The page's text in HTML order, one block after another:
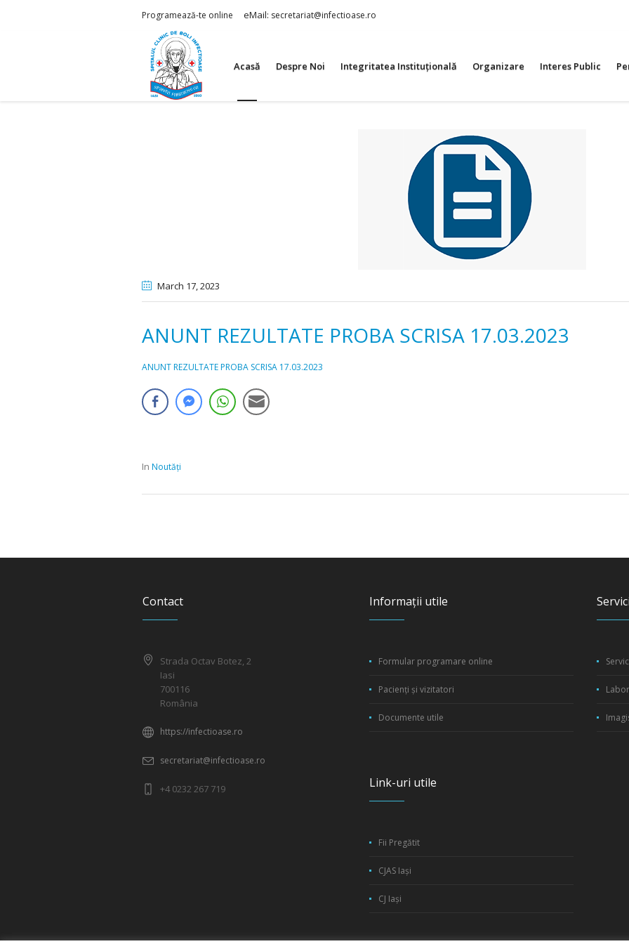
Programează-te online eMail: secretariat@infectioase.ro
Acasă Despre Noi Integritatea Instituțională Organizare Interes Public
March 17, 2023
ANUNT REZULTATE PROBA SCRISA 17.03.2023
ANUNT REZULTATE PROBA SCRISA 17.03.2023
In Noutăți
Contact
Strada Octav Botez, 2
Iasi
700116
România
https://infectioase.ro
secretariat@infectioase.ro
+4 0232 267 719
Informații utile
Formular programare online
Pacienți și vizitatori
Documente utile
Link-uri utile
Fii Pregătit
CJAS Iași
CJ Iași